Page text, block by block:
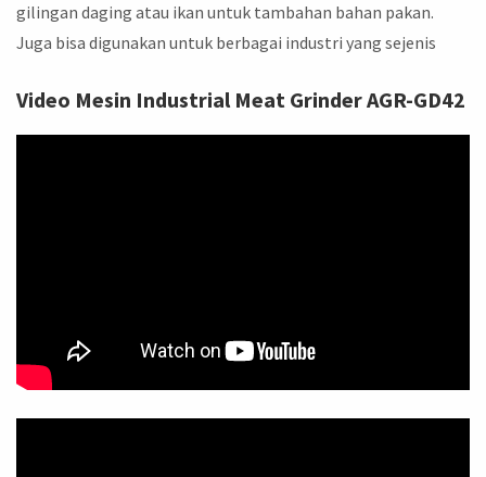
gilingan daging atau ikan untuk tambahan bahan pakan.
Juga bisa digunakan untuk berbagai industri yang sejenis
Video Mesin Industrial Meat Grinder AGR-GD42